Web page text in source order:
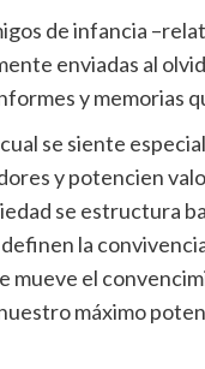
de infancia
enviadas al
y memorias
se siente
y potencien
se estructura
la
mueve el
máximo